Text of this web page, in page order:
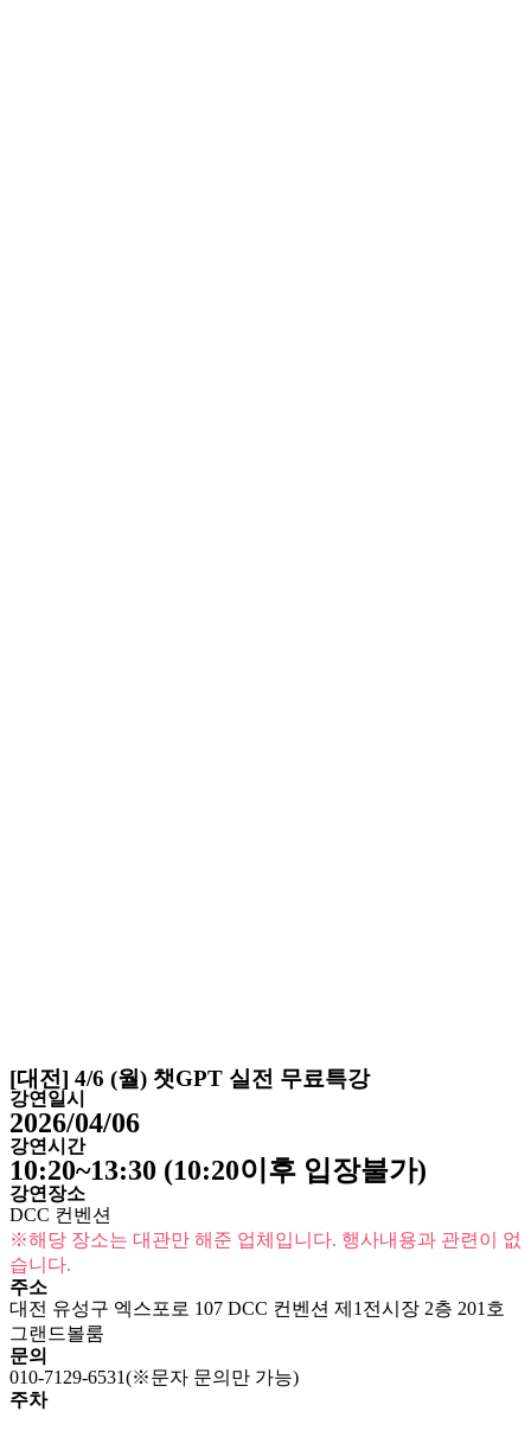
[대전] 4/6 (월) 챗GPT 실전 무료특강
강연일시
2026/04/06
강연시간
10:20~13:30 (10:20이후 입장불가)
강연장소
DCC 컨벤션
※해당 장소는 대관만 해준 업체입니다. 행사내용과 관련이 없
습니다.
주소
대전 유성구 엑스포로 107 DCC 컨벤션 제1전시장 2층 201호
그랜드볼룸
문의
010-7129-6531(※문자 문의만 가능)
주차